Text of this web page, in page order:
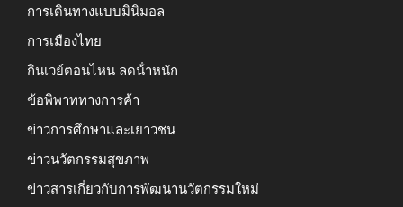
การเดินทางแบบมินิมอล
การเมืองไทย
กินเวย์ตอนไหน ลดน้ําหนัก
ข้อพิพาททางการค้า
ข่าวการศึกษาและเยาวชน
ข่าวนวัตกรรมสุขภาพ
ข่าวสารเกี่ยวกับการพัฒนานวัตกรรมใหม่